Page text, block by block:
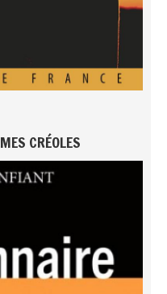
CRÉOLES